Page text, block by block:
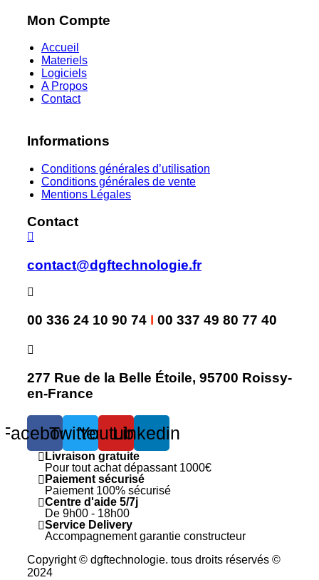
Mon Compte
Accueil
Materiels
Logiciels
A Propos
Contact
Informations
Conditions générales d’utilisation
Conditions générales de vente
Mentions Légales
Contact
contact@dgftechnologie.fr
00 336 24 10 90 74 I 00 337 49 80 77 40
277 Rue de la Belle Étoile, 95700 Roissy-
en-France
Facebook
TwitterYoutubeLinkedin
Livraison gratuite
Pour tout achat dépassant 1000€
Paiement sécurisé
Paiement 100% sécurisé
Centre d'aide 5/7j
De 9h00 - 18h00
Service Delivery
Accompagnement garantie constructeur
Copyright © dgftechnologie. tous droits réservés ©
2024